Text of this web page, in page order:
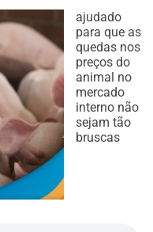
ajudado
para que as
quedas nos
preços do
animal no
mercado
interno não
sejam tão
bruscas